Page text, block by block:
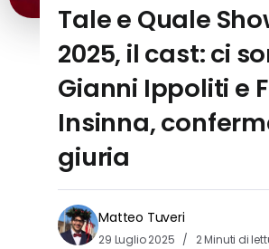
Tale e Quale
2025, il cast: ci
Gianni Ippoliti e
Insinna,
giuria
Matteo Tuveri
29 Luglio 2025 2 Minuti di